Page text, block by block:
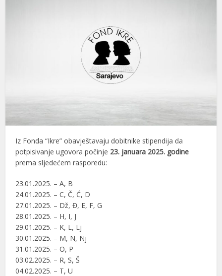
Iz Fonda “Ikre” obavještavaju dobitnike stipendija da
potpisivanje ugovora počinje 23. januara 2025. godine
prema sljedećem rasporedu:
23.01.2025. – A, B
24.01.2025. – C, Č, Ć, D
27.01.2025. – Dž, Đ, E, F, G
28.01.2025. – H, I, J
29.01.2025. – K, L, Lj
30.01.2025. – M, N, Nj
31.01.2025. – O, P
03.02.2025. – R, S, Š
04.02.2025. – T, U